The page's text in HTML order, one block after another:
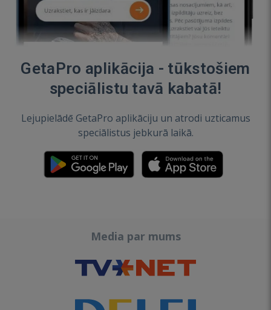
GetaPro aplikācija - tūkstošiem
speciālistu tavā kabatā!
Lejupielādē GetaPro aplikāciju un atrodi uzticamus
speciālistus jebkurā laikā.
Media par mums